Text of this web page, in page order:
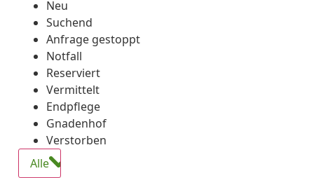
Neu
Suchend
Anfrage gestoppt
Notfall
Reserviert
Vermittelt
Endpflege
Gnadenhof
Verstorben
Alle